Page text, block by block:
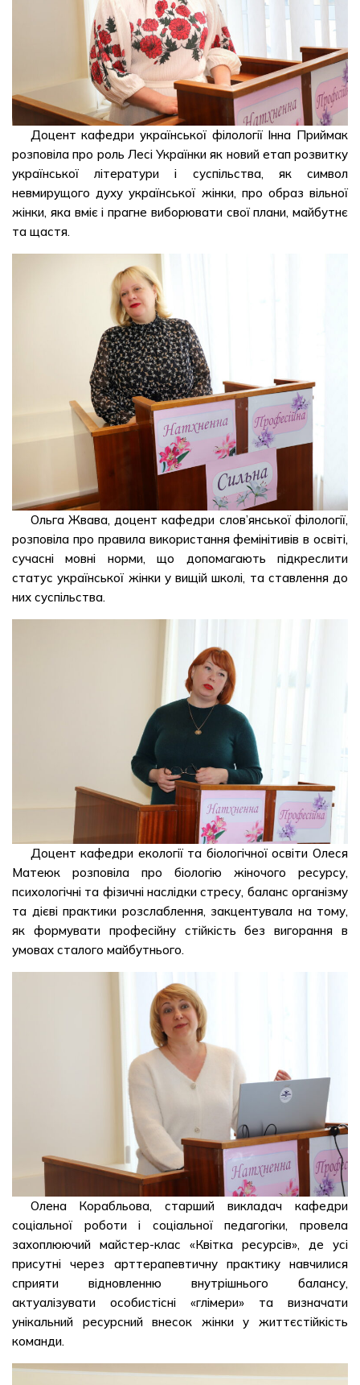
Доцент кафедри української філології Інна Приймак
розповіла про роль Лесі Українки як новий етап розвитку
української літератури і суспільства, як символ
невмирущого духу української жінки, про образ вільної
жінки, яка вміє і прагне виборювати свої плани, майбутнє
та щастя.
Ольга Жвава, доцент кафедри слов’янської філології,
розповіла про правила використання фемінітивів в освіті,
сучасні мовні норми, що допомагають підкреслити
статус української жінки у вищій школі, та ставлення до
них суспільства.
Доцент кафедри екології та біологічної освіти Олеся
Матеюк розповіла про біологію жіночого ресурсу,
психологічні та фізичні наслідки стресу, баланс організму
та дієві практики розслаблення, закцентувала на тому,
як формувати професійну стійкість без вигорання в
умовах сталого майбутнього.
Олена Корабльова, старший викладач кафедри
соціальної роботи і соціальної педагогіки, провела
захоплюючий майстер-клас «Квітка ресурсів», де усі
присутні через арттерапевтичну практику навчилися
сприяти відновленню внутрішнього балансу,
актуалізувати особистісні «глімери» та визначати
унікальний ресурсний внесок жінки у життєстійкість
команди.